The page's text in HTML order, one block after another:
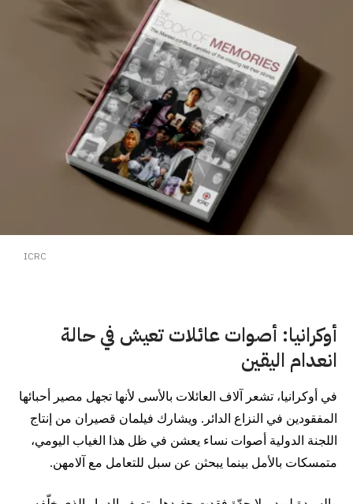
ICRC
أوكرانيا: أصوات عائلات تعيش في حالة
انعدام اليقين
في أوكرانيا، تشعر آلاف العائلات بالأسى لأنها تجهل مصير أحبائها
المفقودين في النزاع الدائر. ويشارك فيلمان قصيران من إنتاج
اللجنة الدولية أصوات نساء يعشن في ظل هذا الغياب اليومي،
متمسكات بالأمل بينما يبحثن عن سبل للتعامل مع آلامهن.